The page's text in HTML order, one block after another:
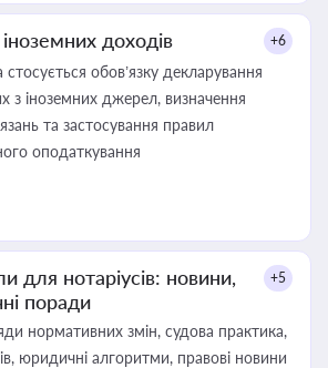
доходів +6
стосується обов’язку декларування
з іноземних джерел, визначення
та застосування правил
оподаткування
для нотаріусів: новини,
поради
+5
нормативних змін, судова практика,
юридичні алгоритми, правові новини